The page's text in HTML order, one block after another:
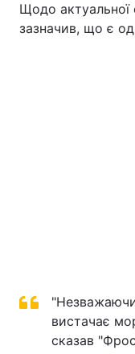
Щодо актуальної
зазначив, що є
вистачає
сказав